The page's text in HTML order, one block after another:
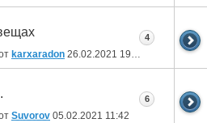
karxaradon 26.02.2021 19:26
4
Suvorov 05.02.2021 11:42
6